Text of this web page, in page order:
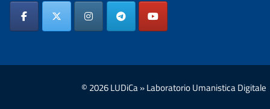
© 2026 LUDiCa » Laboratorio Umanistica Digitale